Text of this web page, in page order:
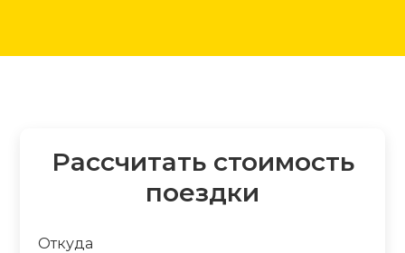
Рассчитать стоимость
поездки
Откуда